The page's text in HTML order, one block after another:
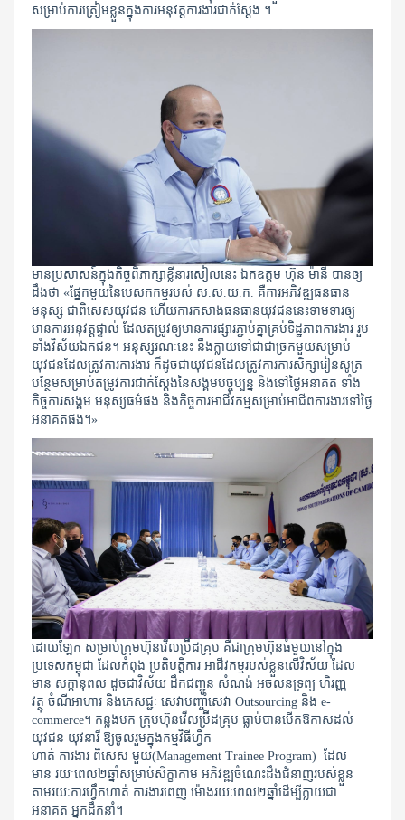
សម្រាប់ការត្រៀមខ្លួនក្នុងការអនុវត្តការងារជាក់ស្ដែង ។
មានប្រសាសន៍ក្នុងកិច្ចពិភាក្សាខ្លីនារសៀលនេះ ឯកឧត្តម ​ហ៊ុន​ ម៉ានី បានឲ្យ
ដឹងថា «ផ្នែកមួយនៃបេសកកម្មរបស់​ ស.ស.យ.ក. គឺ​ការអភិវឌ្ឍធនធាន
មនុស្ស ជាពិសេសយុវជន ហើយការកសាងធនធានយុវជននេះទាមទារឲ្យ
មានការអនុវត្តផ្ទាល់​ ដែលតម្រូវឲ្យមានការផ្សារភ្ជាប់គ្នាគ្រប់ទិដ្ឋភាពការងារ រួម
ទាំងវិស័យឯកជន។​ អនុស្សរណៈនេះ​ នឹងក្លាយទៅជាជាច្រកមួយសម្រាប់
យុវជនដែលត្រូវការការងារ​ ក៏ដូចជាយុវជនដែលត្រូវការការសិក្សារៀនសូត្រ
បន្ថែមសម្រាប់តម្រូវការជាក់ស្តែងនៃសង្គមបច្ចុប្បន្ន និងទៅថ្ងៃអនាគត ទាំង
កិច្ចការសង្គម មនុស្សធម៌ផង និងកិច្ចការអាជីវកម្មសម្រាប់អាជីពការងារទៅថ្ងៃ
អនាគតផង។​»
ដោយឡែក សម្រាប់ក្រុមហ៊ុនវើលប្រ៊ីដគ្រុប គឺជាក្រុមហ៊ុនធំមួយនៅក្នុង
ប្រទេសកម្ពុជា ដែលកំពុង ប្រតិបត្តិការ អាជីវកម្មរបស់ខ្លួនលើវិស័យ ដែល
មាន សក្តានុពល ដូចជាវិស័យ ដឹកជញ្ជូន សំណង់ អចលនទ្រព្យ ហិរញ្ញ
វត្ថុ ចំណីអាហារ និងភេសជ្ជៈ សេវាបញ្ចាំសេវា Outsourcing និង e-
commerce។ កន្លងមក ក្រុមហ៊ុនវើលប្រ៊ីដគ្រុប ធ្លាប់បានបើកឱកាសដល់
យុវជន យុវនារី ឱ្យចូលរួមក្នុងកម្មវិធីហ្វឹក
ហាត់ ការងារ ពិសេស មួយ(Management Trainee Program) ដែល
មាន រយៈពេល២ឆ្នាំសម្រាប់សិក្ខាកាម អភិវឌ្ឍចំណេះដឹងជំនាញរបស់ខ្លួន
តាមរយៈការហ្វឹកហាត់ ការងារពេញ ម៉ោងរយៈពេល២ឆ្នាំដើម្បីក្លាយជា
អនាគត អ្នកដឹកនាំ។